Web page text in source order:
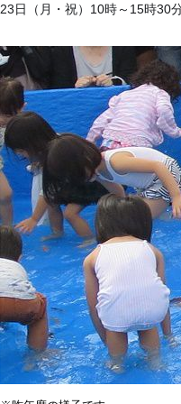
23日（月・祝）10時～15時30